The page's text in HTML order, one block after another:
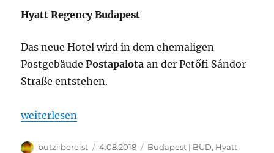
Hyatt Regency Budapest
Das neue Hotel wird in dem ehemaligen
PostgebäudePostapalota an der Petőfi Sándor
Straße entstehen.
„Hyatt Regency Budapest Postapalota“
weiterlesen
Autor
butzi bereist
Veröffentlicht
4.08.2018 Kategorien
Budapest | BUD, Hyatt